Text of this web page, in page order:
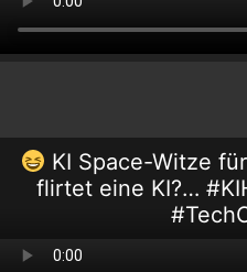
KI Space-Witze
flirtet eine KI?…